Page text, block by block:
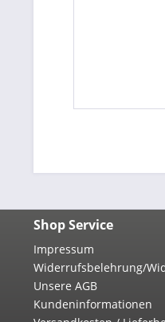
Shop Service
Impressum
Widerrufsbelehrung/
Unsere AGB
Kundeninformationen